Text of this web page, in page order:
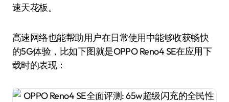
速天花板。
高速网络也能帮助用户在日常使用中能够收获畅快
的5G体验，比如下图就是OPPO Reno4 SE在应用下
载时的表现：